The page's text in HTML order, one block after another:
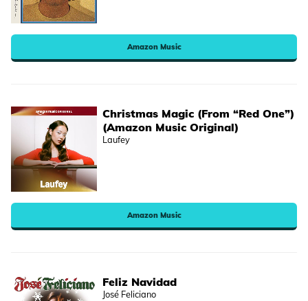
Amazon Music
Christmas Magic (From “Red One”)
(Amazon Music Original)
Laufey
Amazon Music
Feliz Navidad
José Feliciano